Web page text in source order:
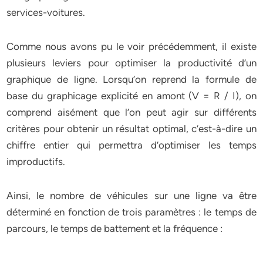
services-voitures.
Comme nous avons pu le voir précédemment, il existe
plusieurs leviers pour optimiser la productivité d’un
graphique de ligne. Lorsqu’on reprend la formule de
base du graphicage explicité en amont (V = R / I), on
comprend aisément que l’on peut agir sur différents
critères pour obtenir un résultat optimal, c’est-à-dire un
chiffre entier qui permettra d’optimiser les temps
improductifs.
Ainsi, le nombre de véhicules sur une ligne va être
déterminé en fonction de trois paramètres : le temps de
parcours, le temps de battement et la fréquence :